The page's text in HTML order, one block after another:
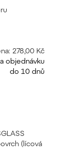
278,00 Kč
objednávku
do 10 dnů
(lícová